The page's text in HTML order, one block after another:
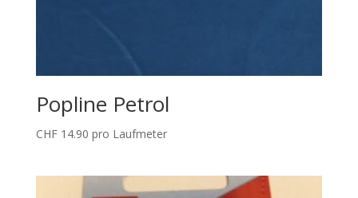
Popline Petrol
CHF14.90 pro Laufmeter